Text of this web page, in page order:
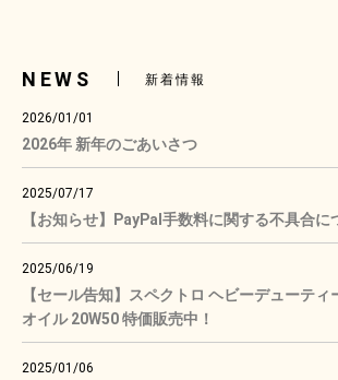
NEWS 新着情報
2026/01/01
2026年 新年のごあいさつ
2025/07/17
【お知らせ】PayPal手数料に関する不具合に
2025/06/19
【セール告知】スペクトロ ヘビーデューティ
オイル 20W50 特価販売中！
2025/01/06